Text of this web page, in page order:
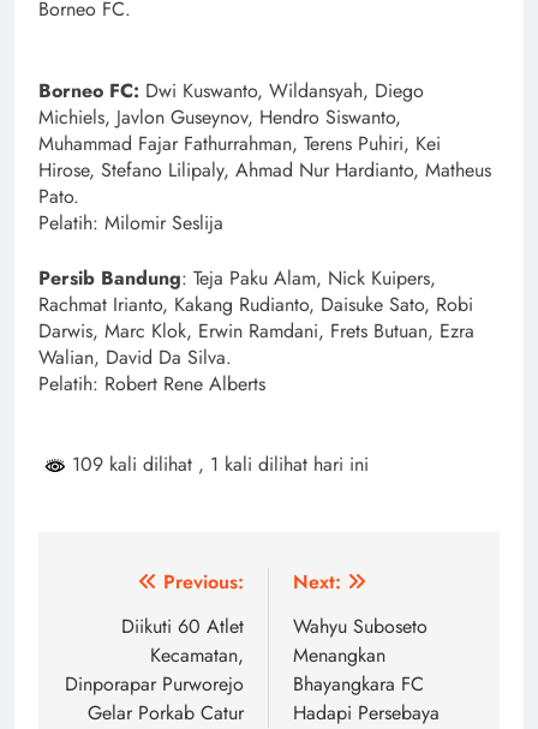
Borneo FC.
Borneo FC: Dwi Kuswanto, Wildansyah, Diego
Michiels, Javlon Guseynov, Hendro Siswanto,
Muhammad Fajar Fathurrahman, Terens Puhiri, Kei
Hirose, Stefano Lilipaly, Ahmad Nur Hardianto, Matheus
Pato.
Pelatih: Milomir Seslija
Persib Bandung: Teja Paku Alam, Nick Kuipers,
Rachmat Irianto, Kakang Rudianto, Daisuke Sato, Robi
Darwis, Marc Klok, Erwin Ramdani, Frets Butuan, Ezra
Walian, David Da Silva.
Pelatih: Robert Rene Alberts
109 kali dilihat , 1 kali dilihat hari ini
NavigasiPrevious:
Diikuti 60 Atlet
Kecamatan,
Dinporapar Purworejo
Gelar Porkab Catur
Next:
Wahyu Suboseto
Menangkan
Bhayangkara FC
Hadapi Persebaya